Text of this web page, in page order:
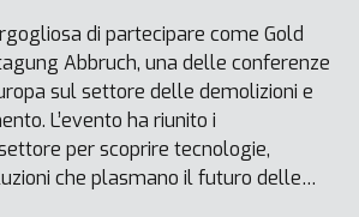
di partecipare come Gold
Abbruch, una delle conferenze
sul settore delle demolizioni e
L’evento ha riunito i
per scoprire tecnologie,
che plasmano il futuro delle